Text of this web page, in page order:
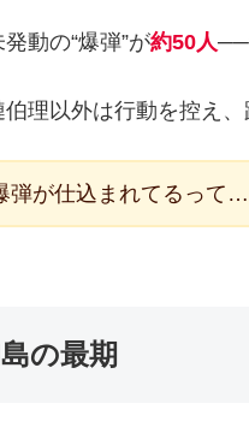
動の“爆弾”が約50人──
理以外は行動を控え
弾が仕込まれてるって…
の最期